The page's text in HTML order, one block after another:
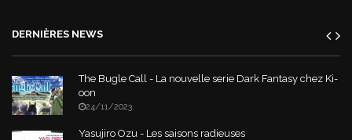
DERNIÈRES NEWS
The Bugle Call - La nouvelle serie Dark Fantasy chez Ki-
oon
24/11/2023
Yasujiro Ozu - Les saisons radieuses